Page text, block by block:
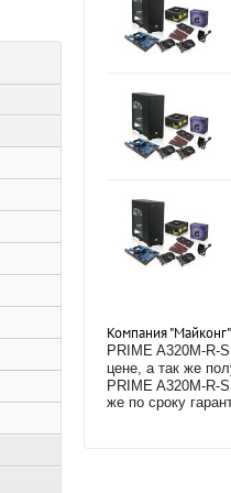
Компания
PRIME A320M-R-
цене, а так же
PRIME A320M-R-
же по сроку